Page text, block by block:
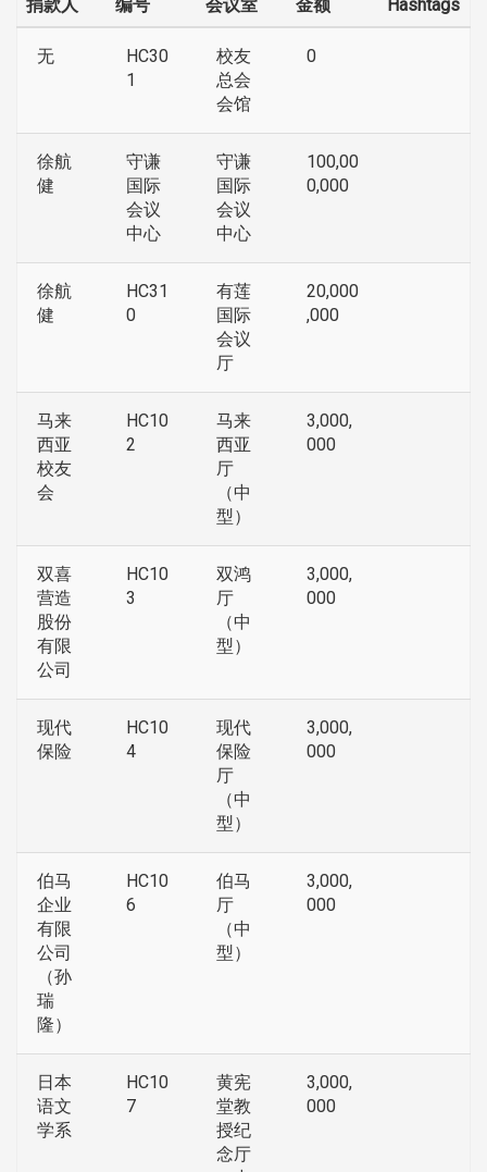
捐款人 编号 会议室 金额 Hashtags
无
HC30
1
校友
总会
会馆
0
徐航
健
守谦
国际
会议
中心
守谦
国际
会议
中心
100,00
0,000
徐航
健
HC31
0
有莲
国际
会议
厅
20,000
,000
马来
西亚
校友
会
HC10
2
马来
西亚
厅
（中
型）
3,000,
000
双喜
营造
股份
有限
公司
HC10
3
双鸿
厅
（中
型）
3,000,
000
现代
保险
HC10
4
现代
保险
厅
（中
型）
3,000,
000
伯马
企业
有限
公司
（孙
瑞
隆）
HC10
6
伯马
厅
（中
型）
3,000,
000
日本
语文
学系
HC10
7
黄宪
堂教
授纪
念厅
3,000,
000